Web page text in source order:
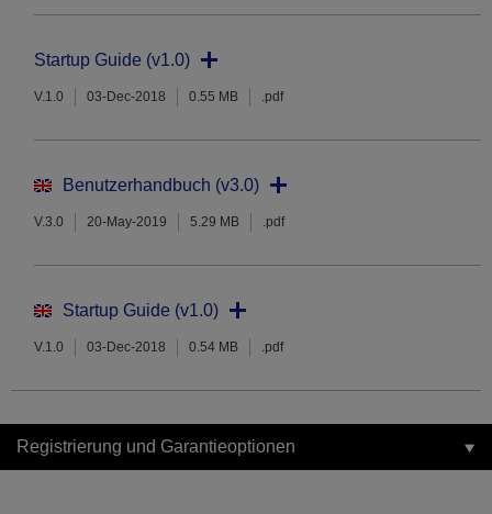
Startup Guide (v1.0)
V.1.0 03-Dec-2018 0.55 MB .pdf
Benutzerhandbuch (v3.0)
V.3.0 20-May-2019 5.29 MB .pdf
Startup Guide (v1.0)
V.1.0 03-Dec-2018 0.54 MB .pdf
Registrierung und Garantieoptionen